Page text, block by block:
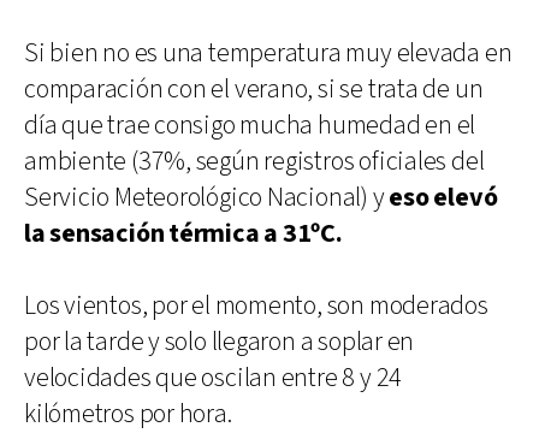
Si bien no es una temperatura muy elevada en
comparación con el verano, si se trata de un
día que trae consigo mucha humedad en el
ambiente (37%, según registros oficiales del
Servicio Meteorológico Nacional) yeso elevó
la sensación térmica a 31ºC.
Los vientos, por el momento, son moderados
por la tarde y solo llegaron a soplar en
velocidades que oscilan entre 8 y 24
kilómetros por hora.